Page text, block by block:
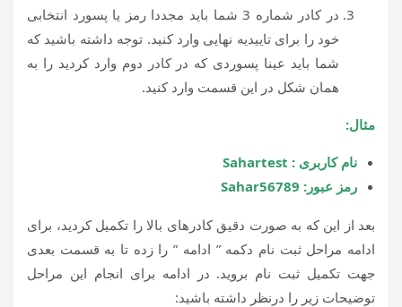
در کادر شماره 3 شما باید مجددا رمز یا پسورد انتخابی
خود را برای تاییدیه نهایی وارد کنید. توجه داشته باشید که
شما باید عینا پسوردی که در کادر دوم وارد کردید را به
همان شکل در این قسمت وارد کنید.
مثال:
نام کاربری : Sahartest
رمز عبور: Sahar56789
بعد از این که به صورت دقیق کادرهای بالا را تکمیل کردید، برای
ادامه مراحل ثبت نام دکمه ” ادامه ” را زده تا به قسمت بعدی
جهت تکمیل ثبت نام بروید. در ادامه برای انجام این مراحل
توضیحات زیر را درنظر داشته باشید: